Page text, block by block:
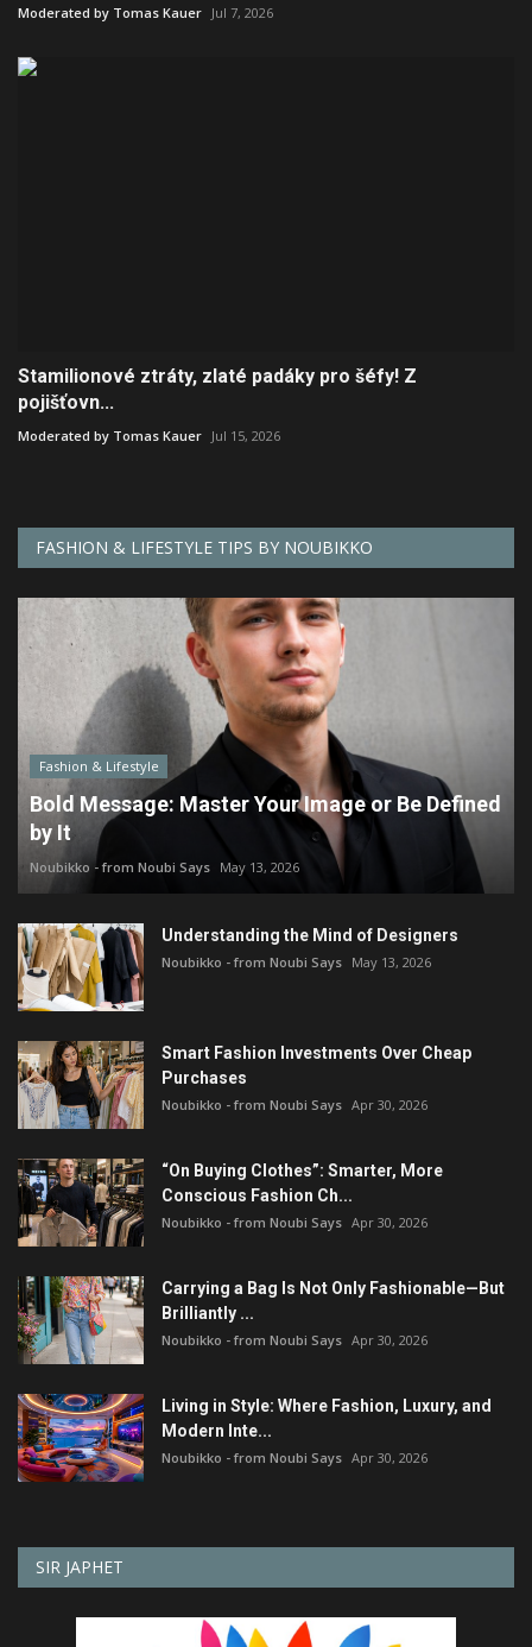
Moderated by Tomas Kauer Jul 7, 2026
Stamilionové ztráty, zlaté padáky pro šéfy! Z
pojišťovn...
Moderated by Tomas Kauer Jul 15, 2026
FASHION & LIFESTYLE TIPS BY NOUBIKKO
Fashion & Lifestyle
Bold Message: Master Your Image or Be Defined
by It
Noubikko - from Noubi Says May 13, 2026
Understanding the Mind of Designers
Noubikko - from Noubi Says May 13, 2026
Smart Fashion Investments Over Cheap
Purchases
Noubikko - from Noubi Says Apr 30, 2026
“On Buying Clothes”: Smarter, More
Conscious Fashion Ch...
Noubikko - from Noubi Says Apr 30, 2026
Carrying a Bag Is Not Only Fashionable—But
Brilliantly ...
Noubikko - from Noubi Says Apr 30, 2026
Living in Style: Where Fashion, Luxury, and
Modern Inte...
Noubikko - from Noubi Says Apr 30, 2026
SIR JAPHET